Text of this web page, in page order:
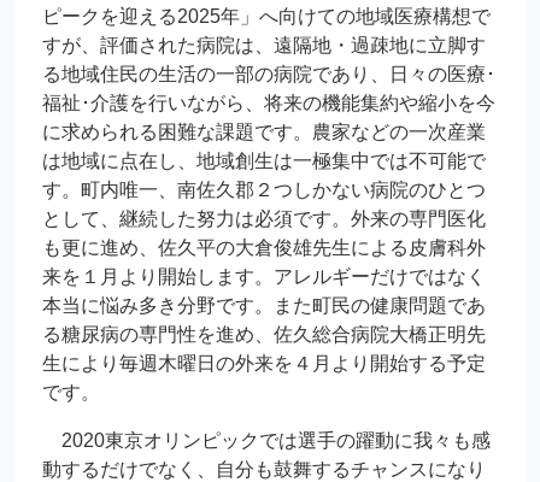
ピークを迎える2025年」へ向けての地域医療構想で
すが、評価された病院は、遠隔地・過疎地に立脚す
る地域住民の生活の一部の病院であり、日々の医療･
福祉･介護を行いながら、将来の機能集約や縮小を今
に求められる困難な課題です。農家などの一次産業
は地域に点在し、地域創生は一極集中では不可能で
す。町内唯一、南佐久郡２つしかない病院のひとつ
として、継続した努力は必須です。外来の専門医化
も更に進め、佐久平の大倉俊雄先生による皮膚科外
来を１月より開始します。アレルギーだけではなく
本当に悩み多き分野です。また町民の健康問題であ
る糖尿病の専門性を進め、佐久総合病院大橋正明先
生により毎週木曜日の外来を４月より開始する予定
です。
2020東京オリンピックでは選手の躍動に我々も感
動するだけでなく、自分も鼓舞するチャンスになり